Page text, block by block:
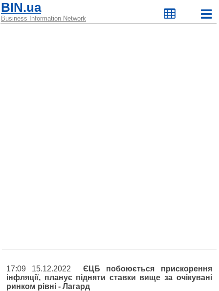
BIN.ua
Business Information Network
17:09 15.12.2022 ЄЦБ побоюється прискорення
інфляції, планує підняти ставки вище за очікувані
ринком рівні - Лагард